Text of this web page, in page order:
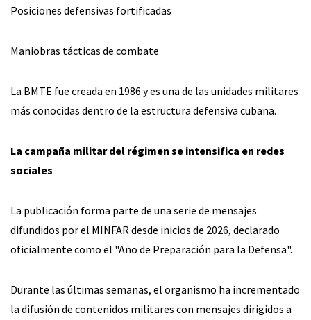
Posiciones defensivas fortificadas
Maniobras tácticas de combate
La BMTE fue creada en 1986 y es una de las unidades militares
más conocidas dentro de la estructura defensiva cubana.
La campaña militar del régimen se intensifica en redes
sociales
La publicación forma parte de una serie de mensajes
difundidos por el MINFAR desde inicios de 2026, declarado
oficialmente como el "Año de Preparación para la Defensa".
Durante las últimas semanas, el organismo ha incrementado
la difusión de contenidos militares con mensajes dirigidos a